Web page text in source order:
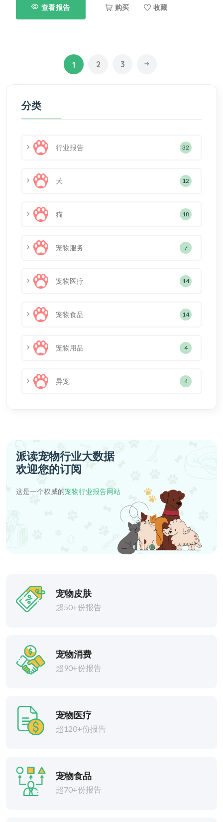
查看报告 购买 收藏
1 2 3
分类
行业报告 32
犬 12
猫 18
宠物服务 7
宠物医疗 14
宠物食品 14
宠物用品 4
异宠 4
派读宠物行业大数据
欢迎您的订阅
这是一个权威的宠物行业报告网站
宠物皮肤
超50+份报告
宠物消费
超90+份报告
宠物医疗
超120+份报告
宠物食品
超70+份报告